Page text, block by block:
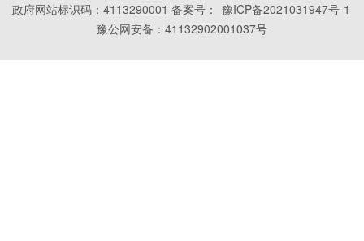
政府网站标识码：4113290001 备案号： 豫ICP备2021031947号-1
豫公网安备：41132902001037号